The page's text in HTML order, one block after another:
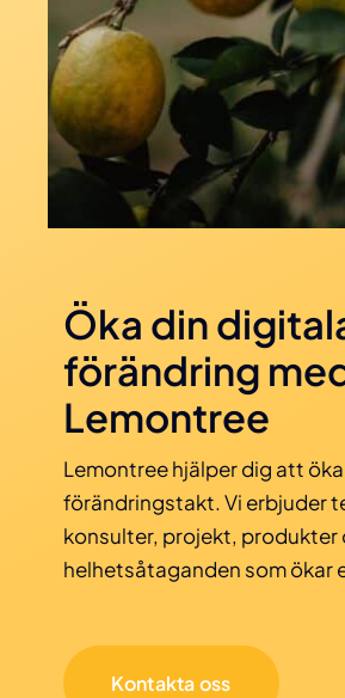
Öka din
förändring
Lemontree
Lemontree hjälper dig att
förändringstakt. Vi erbjuder
konsulter, projekt, produkter
helhetsåtaganden som ökar
Kontakta oss